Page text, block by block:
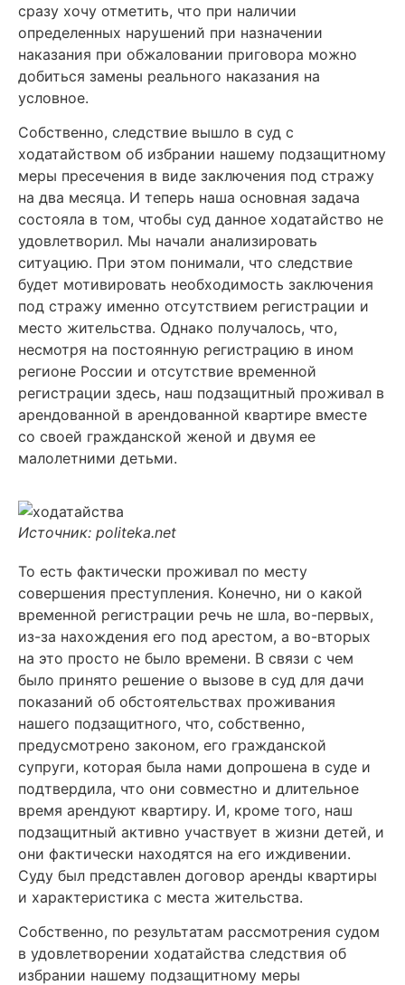
сразу хочу отметить, что при наличии
определенных нарушений при назначении
наказания при обжаловании приговора можно
добиться замены реального наказания на
условное.
Собственно, следствие вышло в суд с
ходатайством об избрании нашему подзащитному
меры пресечения в виде заключения под стражу
на два месяца. И теперь наша основная задача
состояла в том, чтобы суд данное ходатайство не
удовлетворил. Мы начали анализировать
ситуацию. При этом понимали, что следствие
будет мотивировать необходимость заключения
под стражу именно отсутствием регистрации и
место жительства. Однако получалось, что,
несмотря на постоянную регистрацию в ином
регионе России и отсутствие временной
регистрации здесь, наш подзащитный проживал в
арендованной в арендованной квартире вместе
со своей гражданской женой и двумя ее
малолетними детьми.
Источник: politeka.net
То есть фактически проживал по месту
совершения преступления. Конечно, ни о какой
временной регистрации речь не шла, во-первых,
из-за нахождения его под арестом, а во-вторых
на это просто не было времени. В связи с чем
было принято решение о вызове в суд для дачи
показаний об обстоятельствах проживания
нашего подзащитного, что, собственно,
предусмотрено законом, его гражданской
супруги, которая была нами допрошена в суде и
подтвердила, что они совместно и длительное
время арендуют квартиру. И, кроме того, наш
подзащитный активно участвует в жизни детей, и
они фактически находятся на его иждивении.
Суду был представлен договор аренды квартиры
и характеристика с места жительства.
Собственно, по результатам рассмотрения судом
в удовлетворении ходатайства следствия об
избрании нашему подзащитному меры